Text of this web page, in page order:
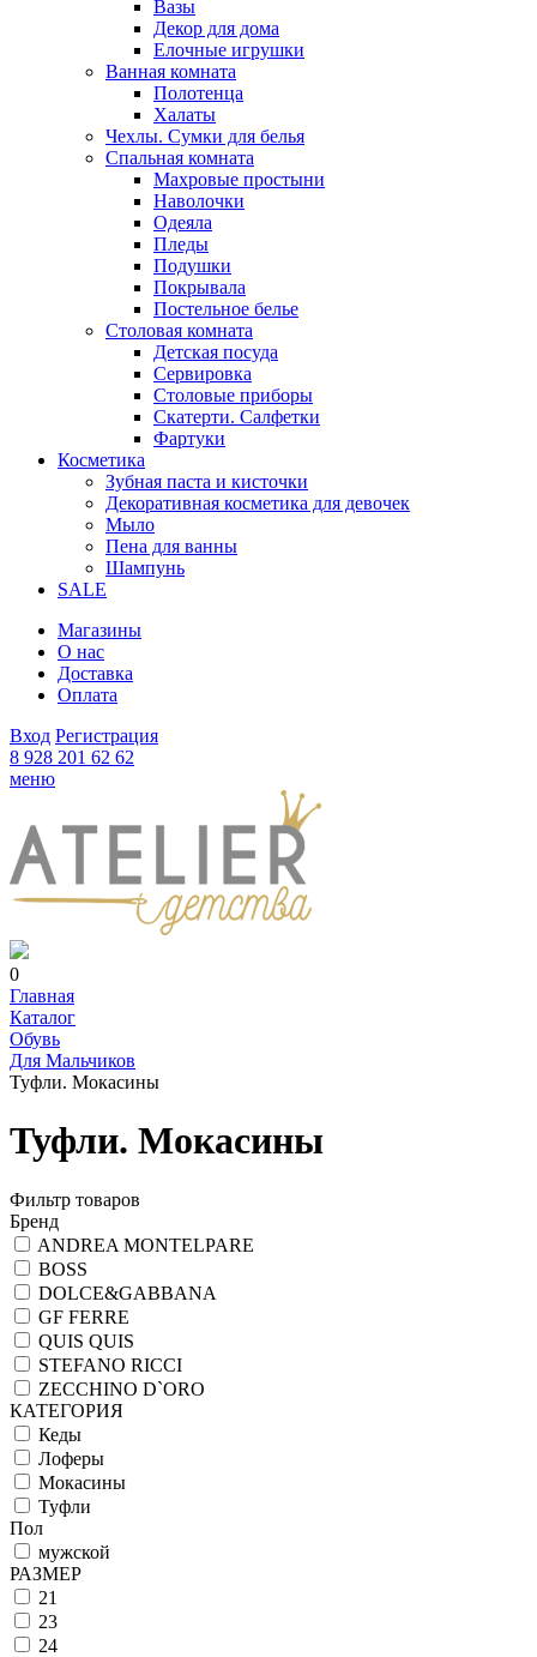
Вазы
Декор для дома
Елочные игрушки
Ванная комната
Полотенца
Халаты
Чехлы. Сумки для белья
Спальная комната
Махровые простыни
Наволочки
Одеяла
Пледы
Подушки
Покрывала
Постельное белье
Столовая комната
Детская посуда
Сервировка
Столовые приборы
Скатерти. Салфетки
Фартуки
Косметика
Зубная паста и кисточки
Декоративная косметика для девочек
Мыло
Пена для ванны
Шампунь
SALE
Магазины
О нас
Доставка
Оплата
Вход Регистрация
8 928 201 62 62
меню
0
Главная
Каталог
Обувь
Для Мальчиков
Туфли. Мокасины
Туфли. Мокасины
Фильтр товаров
Бренд
ANDREA MONTELPARE
BOSS
DOLCE&GABBANA
GF FERRE
QUIS QUIS
STEFANO RICCI
ZECCHINO D`ORO
КАТЕГОРИЯ
Кеды
Лоферы
Мокасины
Туфли
Пол
мужской
РАЗМЕР
21
23
24